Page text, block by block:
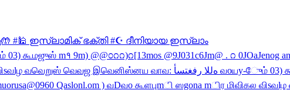
#🕌 ഇസ്ലാമിക് ഭക്തി #☪️ ദീനിയായ ഇസ്ലാം